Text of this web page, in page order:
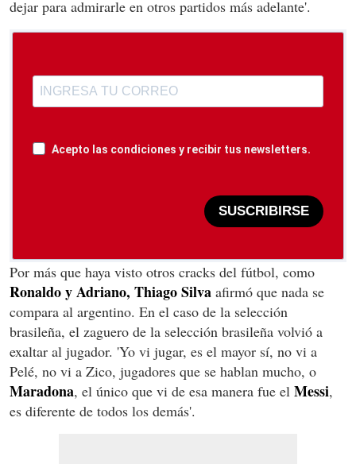
dejar para admirarle en otros partidos más adelante'.
Acepto las condiciones y recibir tus newsletters.
SUSCRIBIRSE
Por más que haya visto otros cracks del fútbol, ​​como
Ronaldo y Adriano, Thiago Silva afirmó que nada se
compara al argentino. En el caso de la selección
brasileña, el zaguero de la selección brasileña volvió a
exaltar al jugador. 'Yo vi jugar, es el mayor sí, no vi a
Pelé, no vi a Zico, jugadores que se hablan mucho, o
Maradona, el único que vi de esa manera fue el Messi,
es diferente de todos los demás'.